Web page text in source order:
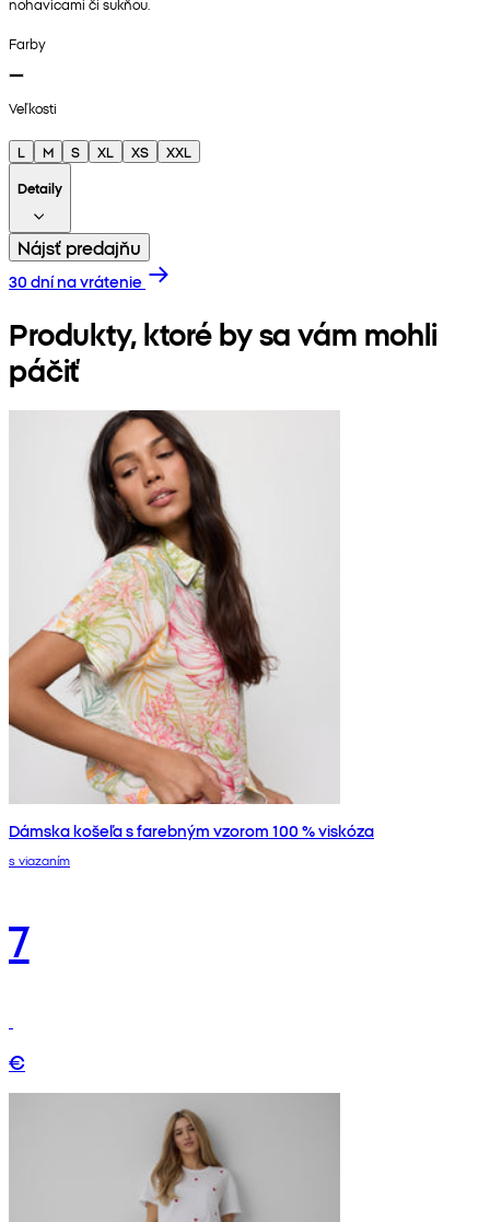
Farby
Veľkosti
L M S XL XS
XXL
Detaily
Nájsť predajňu
30 dní na vrátenie
Produkty, ktoré by sa vám mohli
páčiť
Dámska košeľa s farebným vzorom 100 % viskóza
s viazaním
7
€